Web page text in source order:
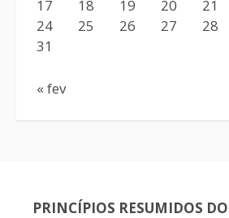
17
18 19 20 21
24
25 26 27 28
31
« fev
PRINCÍPIOS RESUMIDOS